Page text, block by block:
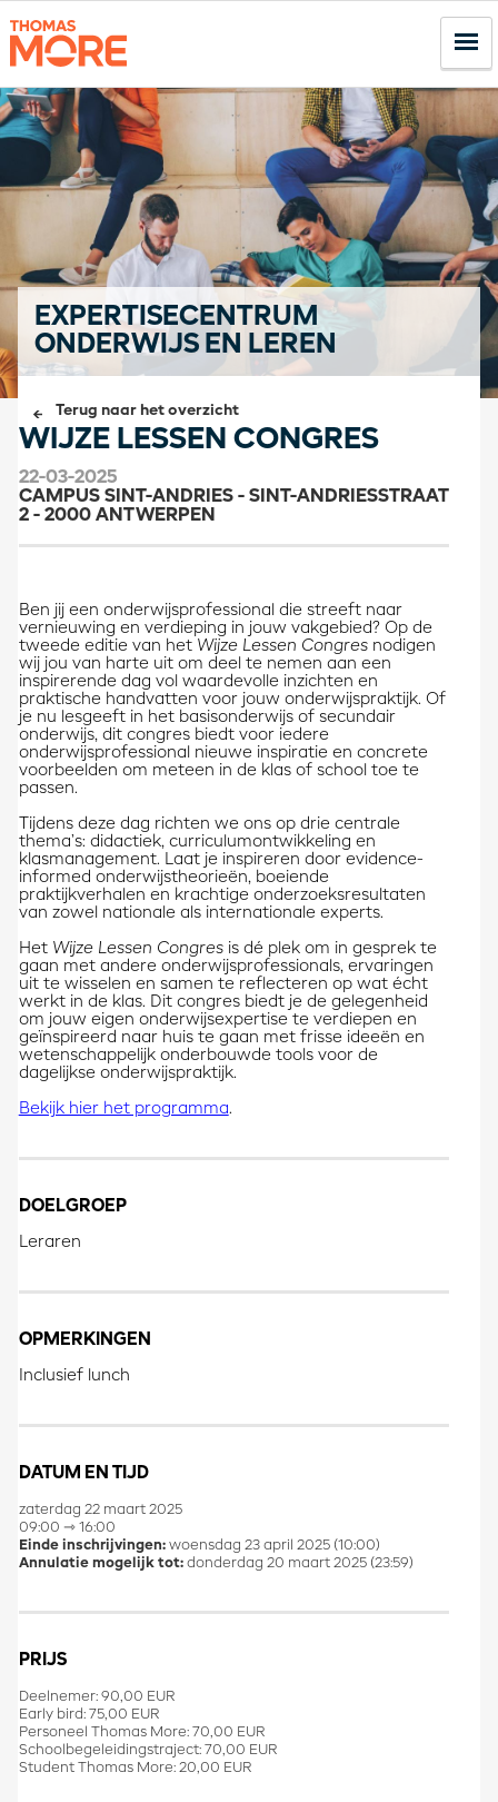
EXPERTISECENTRUM
ONDERWIJS EN LEREN
Terug naar het overzicht
WIJZE LESSEN CONGRES
22-03-2025
CAMPUS SINT-ANDRIES - SINT-ANDRIESSTRAAT
2 - 2000 ANTWERPEN
Ben jij een onderwijsprofessional die streeft naar
vernieuwing en verdieping in jouw vakgebied? Op de
tweede editie van het Wijze Lessen Congresnodigen
wij jou van harte uit om deel te nemen aan een
inspirerende dag vol waardevolle inzichten en
praktische handvatten voor jouw onderwijspraktijk. Of
je nu lesgeeft in het basisonderwijs of secundair
onderwijs, dit congres biedt voor iedere
onderwijsprofessional nieuwe inspiratie en concrete
voorbeelden om meteen in de klas of school toe te
passen.
Tijdens deze dag richten we ons op drie centrale
thema’s: didactiek, curriculumontwikkeling en
klasmanagement. Laat je inspireren door evidence-
informed onderwijstheorieën, boeiende
praktijkverhalen en krachtige onderzoeksresultaten
van zowel nationale als internationale experts.
Het Wijze Lessen Congresis dé plek om in gesprek te
gaan met andere onderwijsprofessionals, ervaringen
uit te wisselen en samen te reflecteren op wat écht
werkt in de klas. Dit congres biedt je de gelegenheid
om jouw eigen onderwijsexpertise te verdiepen en
geïnspireerd naar huis te gaan met frisse ideeën en
wetenschappelijk onderbouwde tools voor de
dagelijkse onderwijspraktijk.
Bekijk hier het programma.
DOELGROEP
Leraren
OPMERKINGEN
Inclusief lunch
DATUM EN TIJD
zaterdag 22 maart 2025
09:00 ⇾ 16:00
Einde inschrijvingen: woensdag 23 april 2025 (10:00)
Annulatie mogelijk tot: donderdag 20 maart 2025 (23:59)
PRIJS
Deelnemer: 90,00 EUR
Early bird: 75,00 EUR
Personeel Thomas More: 70,00 EUR
Schoolbegeleidingstraject: 70,00 EUR
Student Thomas More: 20,00 EUR